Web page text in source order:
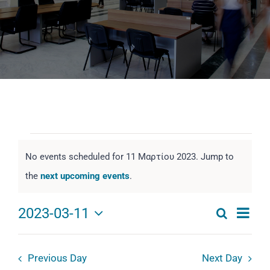
Πανεπιστημιακές Μονάδες
for
11
Μαρτίου
2023
Notice
No events scheduled for 11 Μαρτίου 2023. Jump to
the next upcoming events.
Events
Day
2023-03-11
Select
Previous Day Next Day